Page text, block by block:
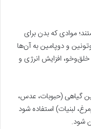
موادی که بدن برای
و دوپامین به آن‌ها
خلق‌وخو، افزایش انرژی و
گیاهی (حبوبات، عدس،
لبنیات) استفاده شود
شود.